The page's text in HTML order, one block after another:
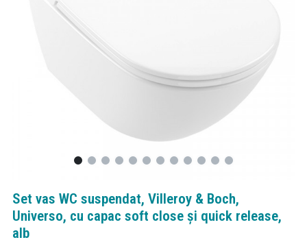
Set vas WC suspendat, Villeroy & Boch,
Universo, cu capac soft close și quick release,
alb